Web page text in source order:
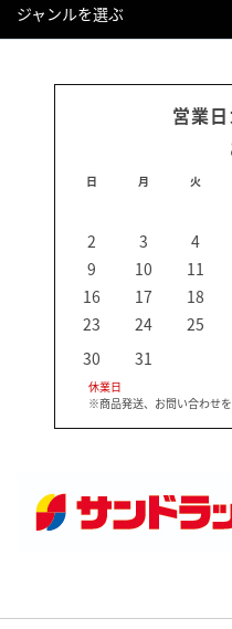
ジャンルを選ぶ
営業
日 月 火
2
3 4
9
10 11
16
17 18
23
24 25
30
31
休業日
※商品発送、お問い合わせを